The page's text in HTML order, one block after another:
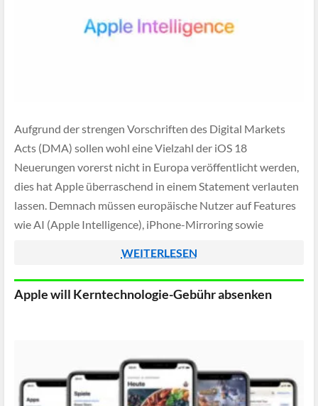
Aufgrund der strengen Vorschriften des Digital Markets
Acts (DMA) sollen wohl eine Vielzahl der iOS 18
Neuerungen vorerst nicht in Europa veröffentlicht werden,
dies hat Apple überraschend in einem Statement verlauten
lassen. Demnach müssen europäische Nutzer auf Features
wie AI (Apple Intelligence), iPhone-Mirroring sowie
allerdings wie lange […]
WEITERLESEN
Apple will Kerntechnologie-Gebühr absenken